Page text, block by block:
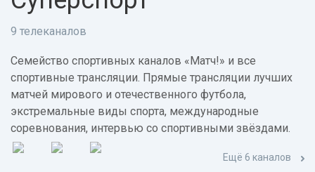
9 телеканалов
Семейство спортивных каналов «Матч!» и все
спортивные трансляции. Прямые трансляции лучших
матчей мирового и отечественного футбола,
экстремальные виды спорта, международные
соревнования, интервью со спортивными звёздами.
Ещё 6 каналов